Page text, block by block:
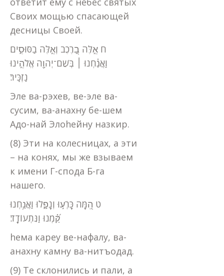
Своих мощью спасающей
десницы Своей.
ח אֵ֣לֶּה בָ֭רֶכֶב וְאֵ֣לֶּה בַסּוּסִ֑ים
וַאֲנַ֓חְנוּ ׀ בְּשֵׁם־יְהוָ֖ה אֱלֹהֵ֣ינוּ
נַזְכִּֽיר׃
Эле ва-рэхев, ве-эле ва-
сусим, ва-анахну бе-шем
Адо-най Элоhейну назкир.
(8) Эти на колесницах, а эти
– на конях, мы же взываем
к имени Г-спода Б-га
нашего.
ט הֵ֭מָּה כָּרְע֣וּ וְנָפָ֑לוּ וַאֲנַ֥חְנוּ
קַּ֝֗מְנוּ וַנִּתְעוֹדָֽד׃
hема кареу ве-нафалу, ва-
анахну камну ва-нитъодад.
(9) Те склонились и пали, а